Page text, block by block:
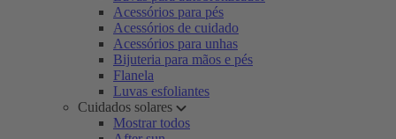
Acessórios para pés
Acessórios de cuidado
Acessórios para unhas
Bijuteria para mãos e pés
Flanela
Luvas esfoliantes
Cuidados solares
Mostrar todos